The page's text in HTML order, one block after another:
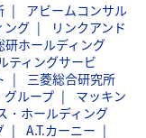
アビームコンサル
ング
リンクアンド
研ホールディング
ティングサービ
三菱総合研究所
グループ
マッキン
・ホールディング
A.T.カーニー